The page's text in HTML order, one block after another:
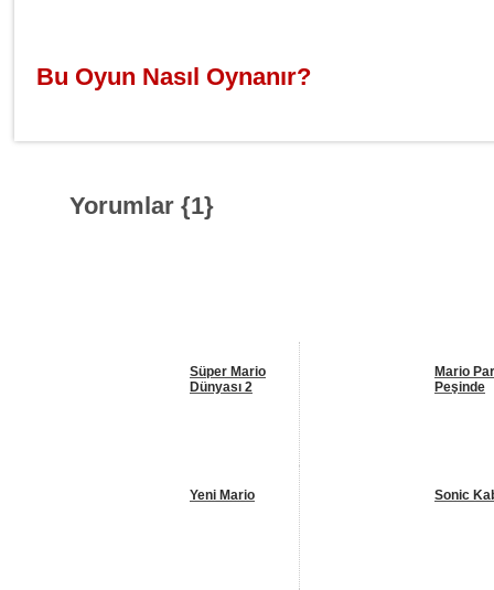
Bu Oyun Nasıl Oynanır?
Yorumlar {1}
Süper Mario
Dünyası 2
Mario
Peşinde
Yeni Mario Sonic